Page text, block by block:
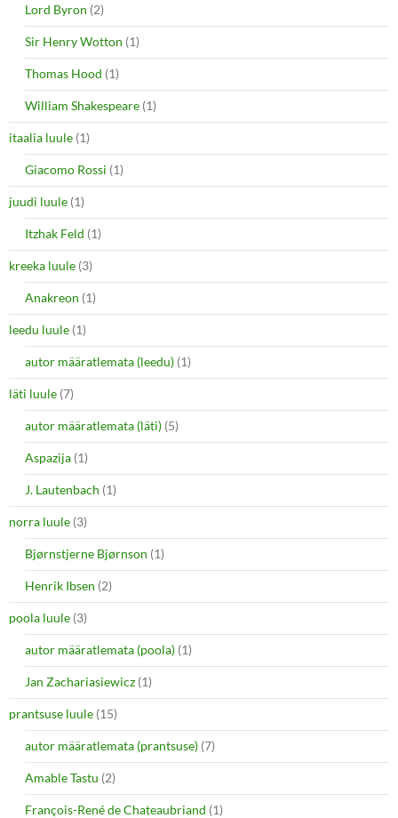
Lord Byron (2)
Sir Henry Wotton (1)
Thomas Hood (1)
William Shakespeare (1)
itaalia luule (1)
Giacomo Rossi (1)
juudi luule (1)
Itzhak Feld (1)
kreeka luule (3)
Anakreon (1)
leedu luule (1)
autor määratlemata (leedu) (1)
läti luule (7)
autor määratlemata (läti) (5)
Aspazija (1)
J. Lautenbach (1)
norra luule (3)
Bjørnstjerne Bjørnson (1)
Henrik Ibsen (2)
poola luule (3)
autor määratlemata (poola) (1)
Jan Zachariasiewicz (1)
prantsuse luule (15)
autor määratlemata (prantsuse) (7)
Amable Tastu (2)
François-René de Chateaubriand (1)